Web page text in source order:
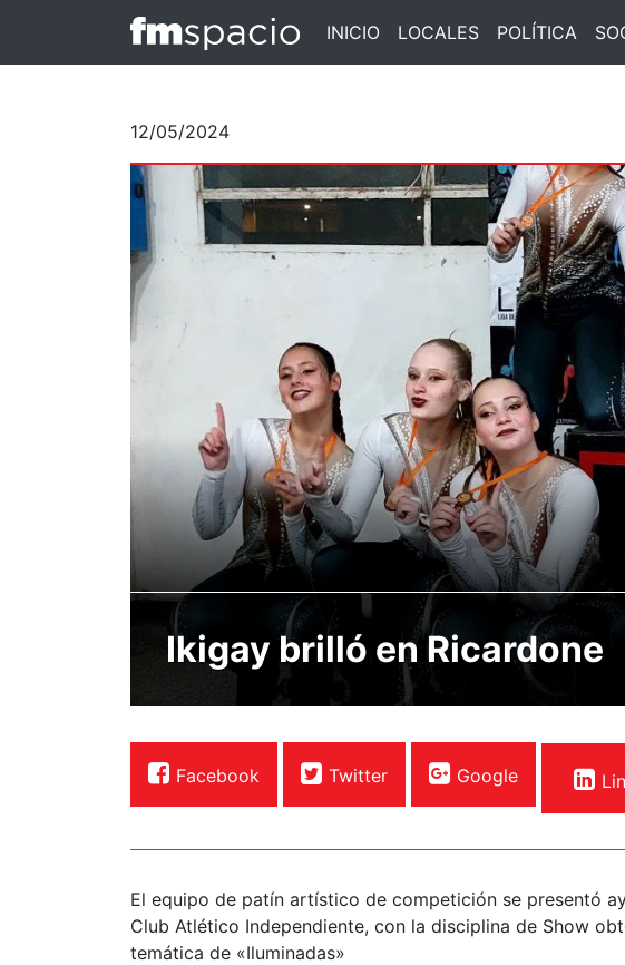
INICIO LOCALES POLÍTICA
12/05/2024
Ikigay brilló en Ricardone
Facebook Twitter Google
El equipo de patín artístico de competición se presentó
Club Atlético Independiente, con la disciplina de Show
temática de «Iluminadas»